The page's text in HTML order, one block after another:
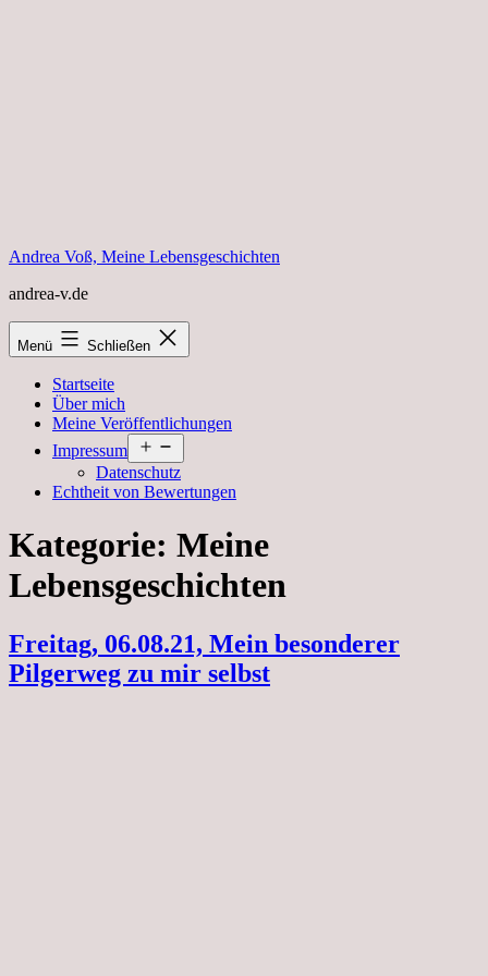
Andrea Voß, Meine Lebensgeschichten
andrea-v.de
Menü Schließen
Startseite
Über mich
Meine Veröffentlichungen
Impressum
öffnen
Datenschutz
Echtheit von Bewertungen
Kategorie: Meine
Lebensgeschichten
Freitag, 06.08.21, Mein besonderer
Pilgerweg zu mir selbst